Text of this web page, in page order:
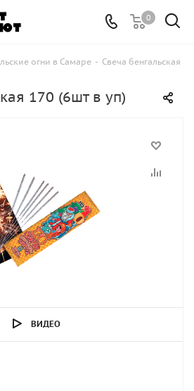
0
огни в Самаре - Свеча бенгальская
170 (6шт в уп)
ВИДЕО